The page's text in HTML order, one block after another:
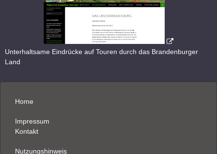
Unterhaltsame Eindrücke auf Touren durch das Brandenburger
Land
Home
Impressum
Kontakt
Nutzungshinweis